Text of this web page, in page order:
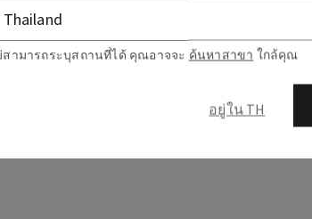
ส่วนผสม
สามารถระบุสถานที่ได้ คุณอาจจะ ค้นหาสาขา ใกล้คุณ
อยู่ใน TH